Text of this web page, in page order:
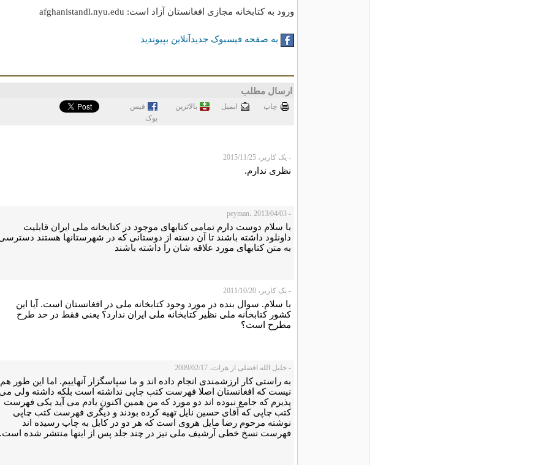
ورود به کتابخانه مجازی افغانستان آزاد است: afghanistandl.nyu.edu
به صفحه فیسبوک جدیدآنلاین بپیوندید
ارسال مطلب
چاپ ايميل بالاترین
فيس
بوک
- یک کاربر، 2015/11/25
نظری ندارم.
- peyman، 2013/04/03
با سلام دوست دارم تمامی کتابهای موجود در کتابخانه ملی ایران قابلیت
داونلود داشته باشند تا آن دسته از دوستانی که در شهرستانها هستند
به متن کتابهای مورد علاقه شان را داشته باشند
- یک کاربر، 2011/10/20
با سلام. سوال بنده در مورد وجود کتابخانه ملی در افغانستان است. آیا این
کشور کتابخانه ملی نظیر کتابخانه ملی ایران ندارد؟ یعنی فقط در حد طرح
مطرح است؟
- خلیل الله افضلی از هرات، 2009/02/17
به راستی کار ارزشمندی انجام داده اند و ما سپاسگزار آنهاییم. اما این طور هم
نیست که افغانستان اصلا فهرست کتب چاپی نداشته است بلکه داشته ولی
پذیرم که جامع نبوده اند دو مورد که من همین اکنون یادم می آید یکی فهرست
کتب چاپی که آقای حسین نایل تهیه کرده بودند و دیگری فهرست کتب چاپی
نوشته مرحوم رضا مایل هروی است که هر دو در کابل به چاپ رسیده اند
فهرست نسخ خطی آرشیف ملی نیز در چند جلد پس از اینها منتشر شده است.